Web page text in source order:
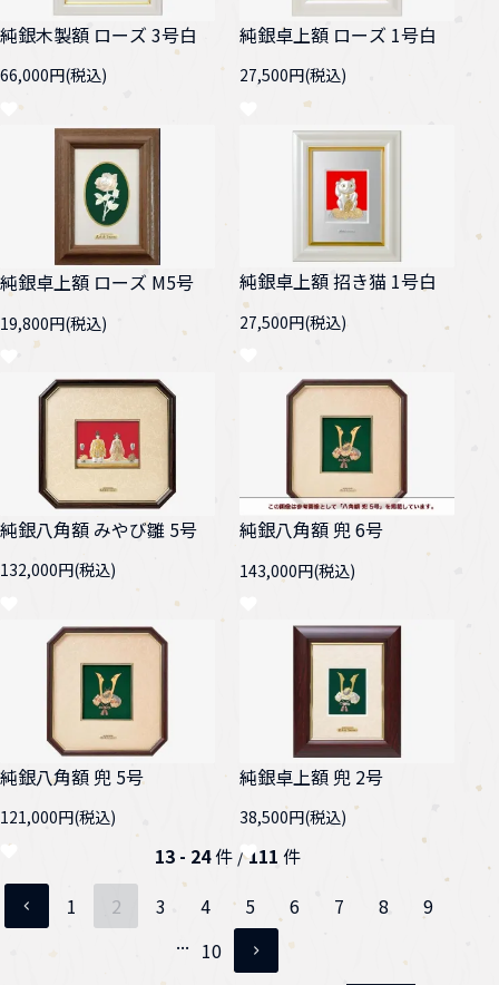
純銀木製額 ローズ 3号白
66,000円(税込)
純銀卓上額 ローズ 1号白
27,500円(税込)
純銀卓上額 ローズ M5号
19,800円(税込)
純銀卓上額 招き猫 1号白
27,500円(税込)
純銀八角額 みやび雛 5号
132,000円(税込)
純銀八角額 兜 6号
143,000円(税込)
純銀八角額 兜 5号
121,000円(税込)
純銀卓上額 兜 2号
38,500円(税込)
13 - 24件 /111 件
1
2ページ目
3 4 5 6 7 8
9
... 10